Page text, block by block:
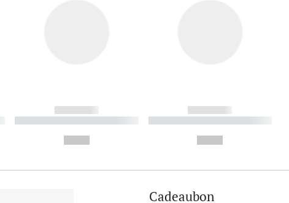
------------
----------- ----------- ----------
------------
----------- ----------- ----------
Cadeaubon